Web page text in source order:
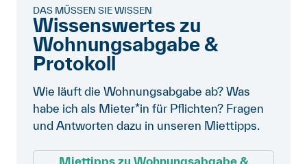
DAS MÜSSEN SIE WISSEN
Wissenswertes zu
Wohnungsabgabe &
Protokoll
Wie läuft die Wohnungsabgabe ab? Was
habe ich als Mieter*in für Pflichten? Fragen
und Antworten dazu in unseren Miettipps.
Miettipps zu Wohnungsabgabe &